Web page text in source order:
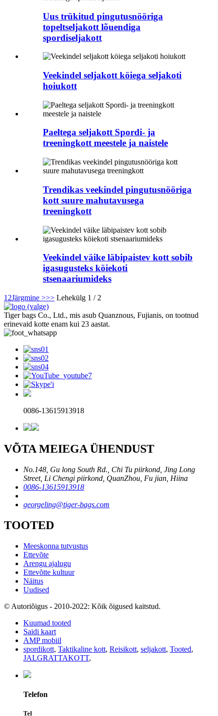
Uus trükitud pingutusnööriga
topeltseljakott lõuendiga
spordiseljakott
Veekindel seljakott köiega seljakoti
hoiukott
Paeltega seljakott Spordi- ja
treeningkott meestele ja naistele
Trendikas veekindel pingutusnööriga
kott suure mahutavusega
treeningkott
Veekindel väike läbipaistev kott sobib
igasugusteks köiekoti
stsenaariumideks
1 2Järgmine >>> Lehekülg 1 / 2
Tiger bags Co., Ltd., mis asub Quanznous, Fujianis, on tootnud
erinevaid kotte enam kui 23 aastat.
0086-13615913918
VÕTA MEIEGA ÜHENDUST
No.148, Gu long South Rd., Chi Tu piirkond, Jing Long
Street, Li Chengi piirkond, QuanZhou, Fu jian, Hiina
0086-13615913918
georgeling@tiger-bags.com
TOOTED
Meeskonna tutvustus
Ettevõte
Arengu ajalugu
Ettevõtte kultuur
Näitus
Uudised
© Autoriõigus - 2010-2022: Kõik õigused kaitstud.
Kuumad tooted
Saidi kaart
AMP mobiil
spordikott, Taktikaline kott, Reisikott, seljakott, Tooted,
JALGRATTAKOTT,
Telefon
Tel